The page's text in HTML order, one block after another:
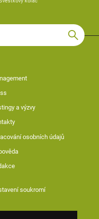
a výzvy
osobních údajů
soukromí